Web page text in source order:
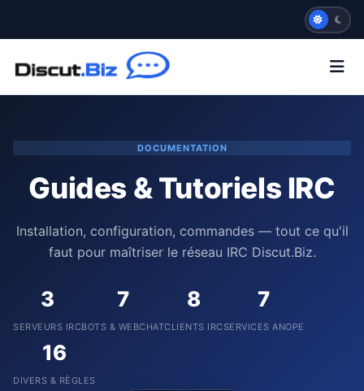
DOCUMENTATION
Guides & Tutoriels IRC
Installation, configuration, commandes — tout ce qu'il
faut pour maîtriser le réseau IRC Discut.Biz.
3
SERVEURS IRC
7
BOTS & WEBCHAT
8
CLIENTS IRC
7
SERVICES ANOPE
16
DIVERS & RÈGLES